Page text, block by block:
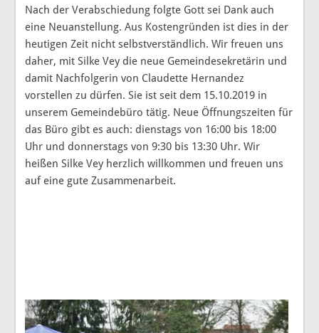
Nach der Verabschiedung folgte Gott sei Dank auch
eine Neuanstellung. Aus Kostengründen ist dies in der
heutigen Zeit nicht selbstverständlich. Wir freuen uns
daher, mit Silke Vey die neue Gemeindesekretärin und
damit Nachfolgerin von Claudette Hernandez
vorstellen zu dürfen. Sie ist seit dem 15.10.2019 in
unserem Gemeindebüro tätig. Neue Öffnungszeiten für
das Büro gibt es auch: dienstags von 16:00 bis 18:00
Uhr und donnerstags von 9:30 bis 13:30 Uhr. Wir
heißen Silke Vey herzlich willkommen und freuen uns
auf eine gute Zusammenarbeit.